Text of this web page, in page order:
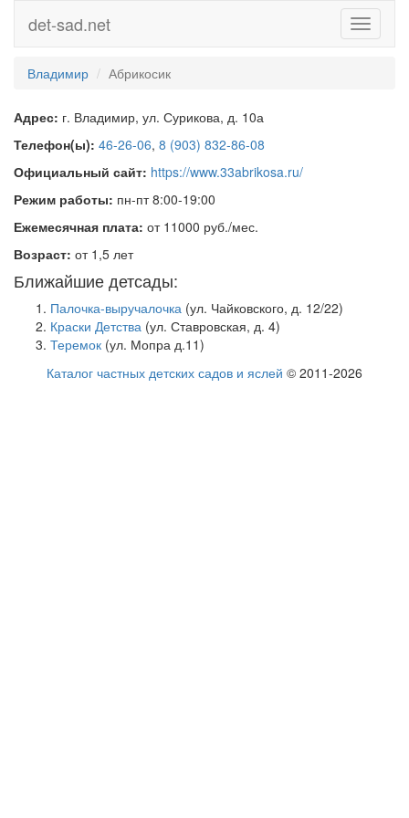
Toggle
det-sad.net
Владимир Абрикосик
Адрес: г. Владимир, ул. Сурикова, д. 10а
Телефон(ы): 46-26-06, 8 (903) 832-86-08
Официальный сайт: https://www.33abrikosa.ru/
Режим работы: пн-пт 8:00-19:00
Ежемесячная плата: от 11000 руб./мес.
Возраст: от 1,5 лет
Ближайшие детсады:
Палочка-выручалочка (ул. Чайковского, д. 12/22)
Краски Детства (ул. Ставровская, д. 4)
Теремок (ул. Мопра д.11)
Каталог частных детских садов и яслей © 2011-2026